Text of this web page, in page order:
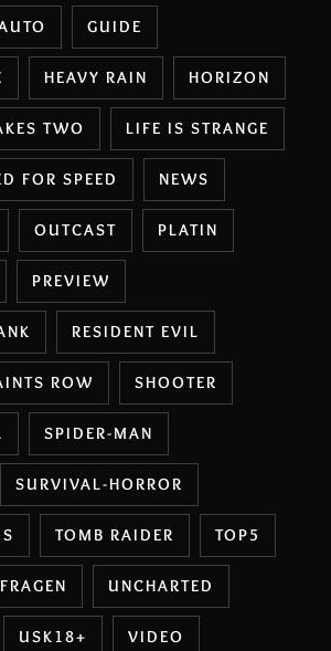
GUIDE
HEAVY RAIN HORIZON
TWO LIFE IS STRANGE
FOR SPEED NEWS
OUTCAST PLATIN
PREVIEW
RESIDENT EVIL
ROW SHOOTER
SPIDER-MAN
SURVIVAL-HORROR
TOMB RAIDER TOP5
UNCHARTED
USK18+ VIDEO